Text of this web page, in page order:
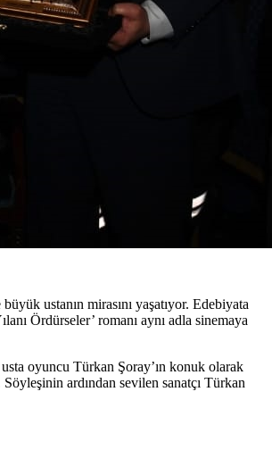
ustanın mirasını yaşatıyor. Edebiyata
Ördürseler’ romanı aynı adla sinemaya
oyuncu Türkan Şoray’ın konuk olarak
ardından sevilen sanatçı Türkan